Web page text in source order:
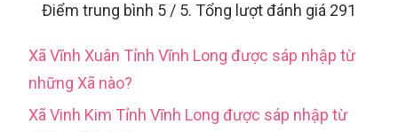
Điểm trung bình 5 / 5. Tổng lượt đánh giá 291
Xã Vĩnh Xuân Tỉnh Vĩnh Long được sáp nhập từ
những Xã nào?
Xã Vinh Kim Tỉnh Vĩnh Long được sáp nhập từ